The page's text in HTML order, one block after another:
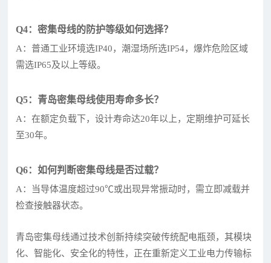
Q4：密集母线的防护等级如何选择？
A：普通工业环境选IP40，潮湿场所选IP54，爆炸危险区域
需选IP65及以上等级。
Q5：青岛密集母线使用寿命多长？
A：在额定负载下，设计寿命达20年以上，定期维护可延长
至30年。
Q6：如何判断密集母线是否过载？
A：当导体温度超过90℃或出现异常振动时，需立即减载并
检查接触器状态。
青岛密集母线通过技术创新持续突破传统配电瓶颈，其模块
化、智能化、安全化的特性，正在重新定义工业电力传输标